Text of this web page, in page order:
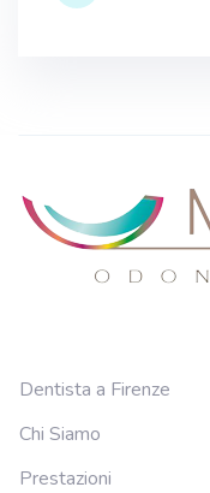
Dentista a Firenze
Chi Siamo
Prestazioni